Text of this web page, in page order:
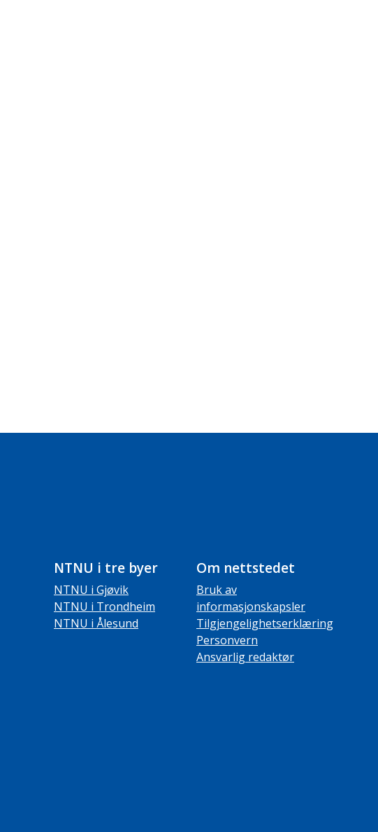
NTNU i tre byer
NTNU i Gjøvik
NTNU i Trondheim
NTNU i Ålesund
Om nettstedet
Bruk av
informasjonskapsler
Tilgjengelighetserklæring
Personvern
Ansvarlig redaktør